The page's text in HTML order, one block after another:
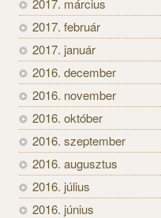
2017. március
2017. február
2017. január
2016. december
2016. november
2016. október
2016. szeptember
2016. augusztus
2016. július
2016. június